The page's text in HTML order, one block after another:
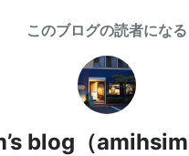
このブログの読者になる
blog（amihsim